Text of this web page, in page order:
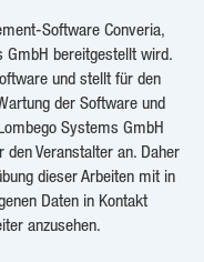
Software Converia,
bereitgestellt wird.
und stellt für den
der Software und
Systems GmbH
Veranstalter an. Daher
dieser Arbeiten mit in
Daten in Kontakt
anzusehen.